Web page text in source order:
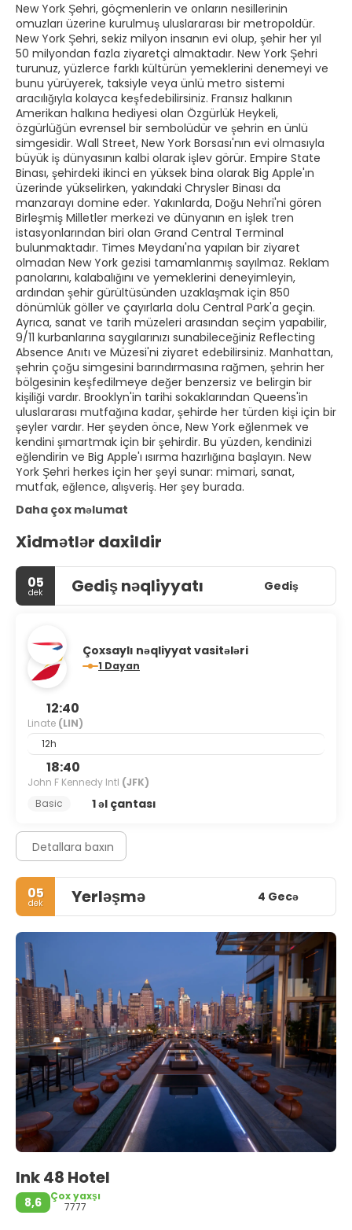
New York Şehri, göçmenlerin ve onların nesillerinin
omuzları üzerine kurulmuş uluslararası bir metropoldür.
New York Şehri, sekiz milyon insanın evi olup, şehir her yıl
50 milyondan fazla ziyaretçi almaktadır. New York Şehri
turunuz, yüzlerce farklı kültürün yemeklerini denemeyi ve
bunu yürüyerek, taksiyle veya ünlü metro sistemi
aracılığıyla kolayca keşfedebilirsiniz. Fransız halkının
Amerikan halkına hediyesi olan Özgürlük Heykeli,
özgürlüğün evrensel bir sembolüdür ve şehrin en ünlü
simgesidir. Wall Street, New York Borsası'nın evi olmasıyla
büyük iş dünyasının kalbi olarak işlev görür. Empire State
Binası, şehirdeki ikinci en yüksek bina olarak Big Apple'ın
üzerinde yükselirken, yakındaki Chrysler Binası da
manzarayı domine eder. Yakınlarda, Doğu Nehri'ni gören
Birleşmiş Milletler merkezi ve dünyanın en işlek tren
istasyonlarından biri olan Grand Central Terminal
bulunmaktadır. Times Meydanı'na yapılan bir ziyaret
olmadan New York gezisi tamamlanmış sayılmaz. Reklam
panolarını, kalabalığını ve yemeklerini deneyimleyin,
ardından şehir gürültüsünden uzaklaşmak için 850
dönümlük göller ve çayırlarla dolu Central Park'a geçin.
Ayrıca, sanat ve tarih müzeleri arasından seçim yapabilir,
9/11 kurbanlarına saygılarınızı sunabileceğiniz Reflecting
Absence Anıtı ve Müzesi'ni ziyaret edebilirsiniz. Manhattan,
şehrin çoğu simgesini barındırmasına rağmen, şehrin her
bölgesinin keşfedilmeye değer benzersiz ve belirgin bir
kişiliği vardır. Brooklyn'in tarihi sokaklarından Queens'in
uluslararası mutfağına kadar, şehirde her türden kişi için bir
şeyler vardır. Her şeyden önce, New York eğlenmek ve
kendini şımartmak için bir şehirdir. Bu yüzden, kendinizi
eğlendirin ve Big Apple'ı ısırma hazırlığına başlayın. New
York Şehri herkes için her şeyi sunar: mimari, sanat,
mutfak, eğlence, alışveriş. Her şey burada.
Daha çox məlumat
Xidmətlər daxildir
05
dek Gediş nəqliyyatı Gediş
Çoxsaylı nəqliyyat vasitələri
1 Dayan
12:40
Linate (LIN)
12h
18:40
John F Kennedy Intl (JFK)
Basic
1 əl çantası
Detallara baxın
05
dek Yerləşmə 4 Gecə
Ink 48 Hotel
8,6
Çox yaxşı
7777